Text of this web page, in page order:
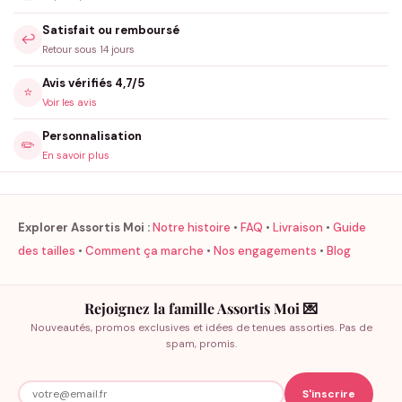
personnalisation. Ce body Frangine conserve sa douceur et ses
couleurs lavage après lavage, pour accompagner durablement
les plus beaux moments en famille.
↩️
Satisfait ou remboursé
Retour sous 14 jours
⭐
Avis vérifiés 4,7/5
Voir les avis
✏️
Personnalisation
En savoir plus
Explorer Assortis Moi :Notre histoire • FAQ • Livraison • Guide
des tailles • Comment ça marche • Nos engagements • Blog
Rejoignez la famille Assortis Moi 💌
Nouveautés, promos exclusives et idées de tenues assorties. Pas de
spam, promis.